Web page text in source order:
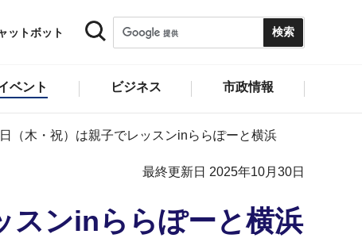
ットボット
ベント ビジネス 市政情報
（木・祝）は親子でレッスンinららぽーと横浜
最終更新日 2025年10月30日
スンinららぽーと横浜